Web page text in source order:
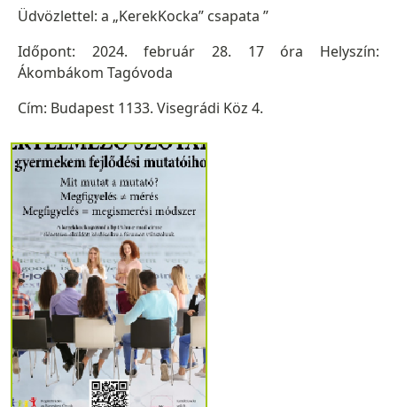
Üdvözlettel: a „KerekKocka” csapata ”
Időpont: 2024. február 28. 17 óra Helyszín:
Ákombákom Tagóvoda
Cím: Budapest 1133. Visegrádi Köz 4.